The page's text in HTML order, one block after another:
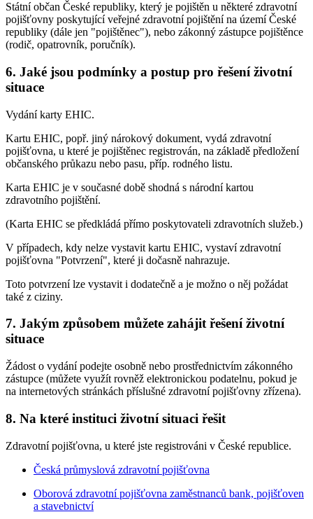
Státní občan České republiky, který je pojištěn u některé zdravotní
pojišťovny poskytující veřejné zdravotní pojištění na území České
republiky (dále jen "pojištěnec"), nebo zákonný zástupce pojištěnce
(rodič, opatrovník, poručník).
6. Jaké jsou podmínky a postup pro řešení životní
situace
Vydání karty EHIC.
Kartu EHIC, popř. jiný nárokový dokument, vydá zdravotní
pojišťovna, u které je pojištěnec registrován, na základě předložení
občanského průkazu nebo pasu, příp. rodného listu.
Karta EHIC je v současné době shodná s národní kartou
zdravotního pojištění.
(Karta EHIC se předkládá přímo poskytovateli zdravotních služeb.)
V případech, kdy nelze vystavit kartu EHIC, vystaví zdravotní
pojišťovna "Potvrzení", které ji dočasně nahrazuje.
Toto potvrzení lze vystavit i dodatečně a je možno o něj požádat
také z ciziny.
7. Jakým způsobem můžete zahájit řešení životní
situace
Žádost o vydání podejte osobně nebo prostřednictvím zákonného
zástupce (můžete využít rovněž elektronickou podatelnu, pokud je
na internetových stránkách příslušné zdravotní pojišťovny zřízena).
8. Na které instituci životní situaci řešit
Zdravotní pojišťovna, u které jste registrováni v České republice.
Česká průmyslová zdravotní pojišťovna
Oborová zdravotní pojišťovna zaměstnanců bank, pojišťoven
a stavebnictví